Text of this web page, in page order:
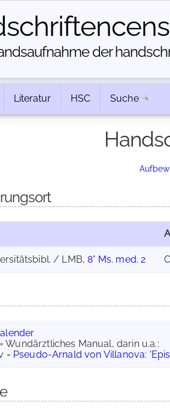
der
Literatur HSC Suche
/ LMB,8° Ms. med. 2
Wundärztliches Manual, darin u.a.:
= Pseudo-Arnald von Villanova: